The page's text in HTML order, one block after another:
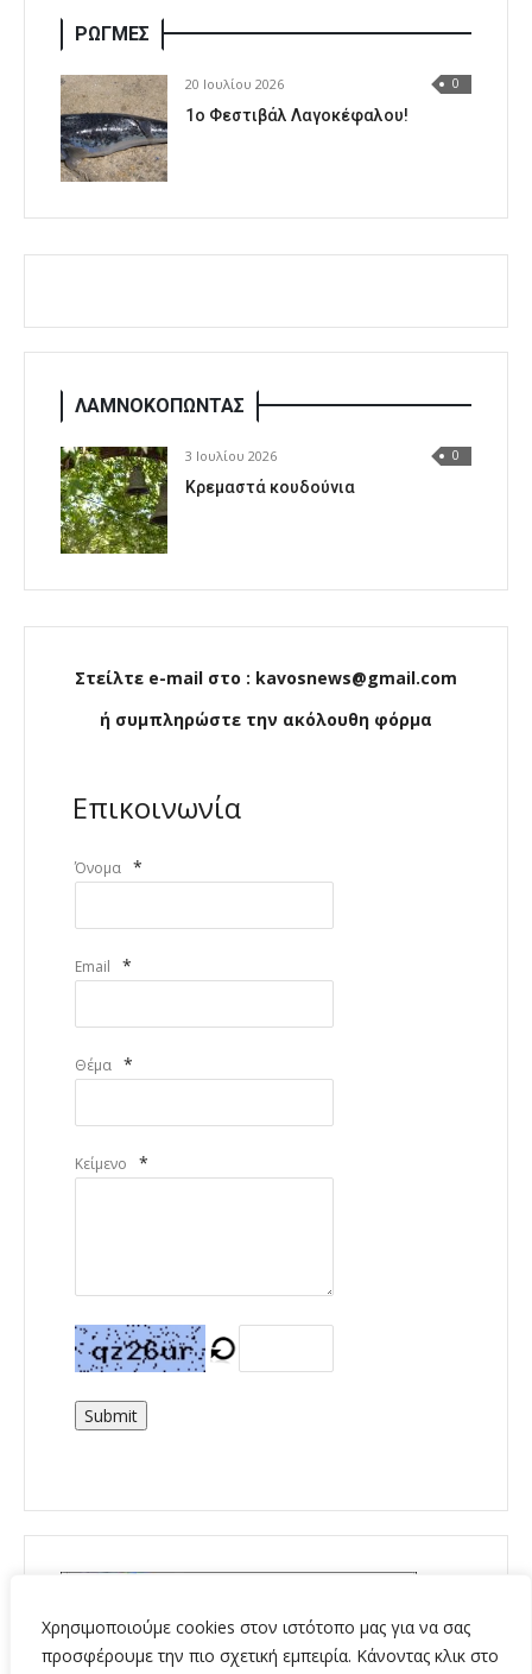
Χρησιμοποιούμε cookies στον ιστότοπο μας για να σας
προσφέρουμε την πιο σχετική εμπειρία. Κάνοντας κλικ στο
ΡΩΓΜΕΣ
20 Ιουλίου 2026 0
1o Φεστιβάλ Λαγοκέφαλου!
ΛΑΜΝΟΚΟΠΩΝΤΑΣ
3 Ιουλίου 2026 0
Κρεμαστά κουδούνια
Στείλτε e-mail στο : kavosnews@gmail.com
ή συμπληρώστε την ακόλουθη φόρμα
Επικοινωνία
Όνομα *
Email *
Θέμα *
Κείμενο *
Submit